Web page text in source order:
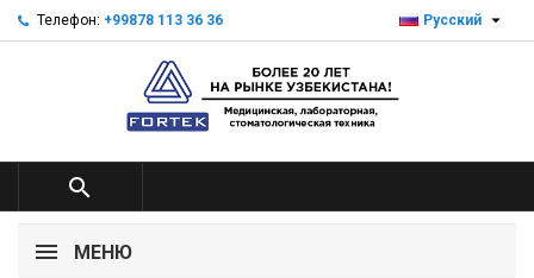
Телефон: +99878 113 36 36 Русский 

МЕНЮ